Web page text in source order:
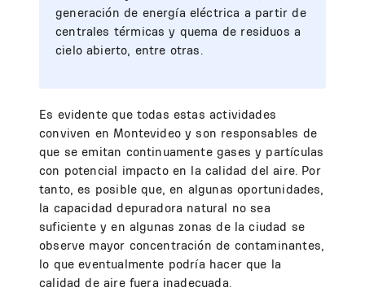
generación de energía eléctrica a partir de
centrales térmicas y quema de residuos a
cielo abierto, entre otras.
Es evidente que todas estas actividades
conviven en Montevideo y son responsables de
que se emitan continuamente gases y partículas
con potencial impacto en la calidad del aire. Por
tanto, es posible que, en algunas oportunidades,
la capacidad depuradora natural no sea
suficiente y en algunas zonas de la ciudad se
observe mayor concentración de contaminantes,
lo que eventualmente podría hacer que la
calidad de aire fuera inadecuada.